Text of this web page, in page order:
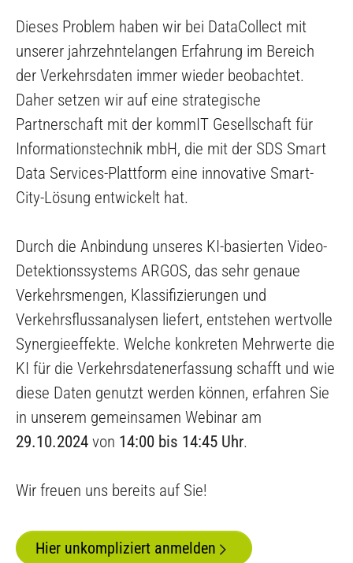
Dieses Problem haben wir bei DataCollect mit
unserer jahrzehntelangen Erfahrung im Bereich
der Verkehrsdaten immer wieder beobachtet.
Daher setzen wir auf eine strategische
Partnerschaft mit der kommIT Gesellschaft für
Informationstechnik mbH, die mit der SDS Smart
Data Services-Plattform eine innovative Smart-
City-Lösung entwickelt hat.
Durch die Anbindung unseres KI-basierten Video-
Detektionssystems ARGOS, das sehr genaue
Verkehrsmengen, Klassifizierungen und
Verkehrsflussanalysen liefert, entstehen wertvolle
Synergieeffekte. Welche konkreten Mehrwerte die
KI für die Verkehrsdatenerfassung schafft und wie
diese Daten genutzt werden können, erfahren Sie
in unserem gemeinsamen Webinar am
29.10.2024 von 14:00 bis 14:45 Uhr.
Wir freuen uns bereits auf Sie!
Hier unkompliziert anmelden